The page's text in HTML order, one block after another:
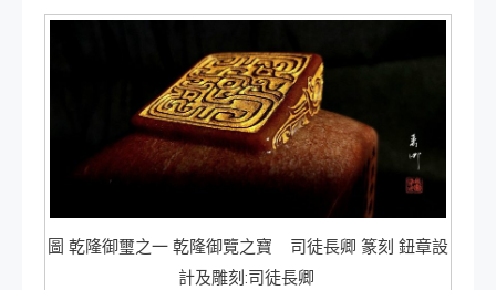
圖 乾隆御璽之一 乾隆御覽之寶 司徒長卿 篆刻 鈕章設
計及雕刻:司徒長卿